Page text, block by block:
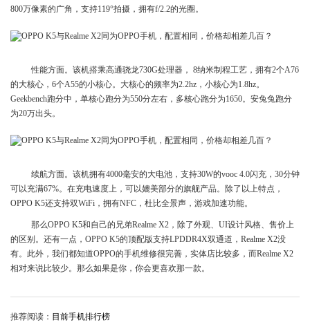
800万像素的广角，支持119°拍摄，拥有f/2.2的光圈。
性能方面。该机搭乘高通骁龙730G处理器， 8纳米制程工艺，拥有2个A76
的大核心，6个A55的小核心。大核心的频率为2.2hz，小核心为1.8hz。
Geekbench跑分中，单核心跑分为550分左右，多核心跑分为1650。安兔兔跑分
为20万出头。
续航方面。该机拥有4000毫安的大电池，支持30W的vooc 4.0闪充，30分钟
可以充满67%。在充电速度上，可以媲美部分的旗舰产品。除了以上特点，
OPPO K5还支持双WiFi，拥有NFC，杜比全景声，游戏加速功能。
那么OPPO K5和自己的兄弟Realme X2，除了外观、UI设计风格、售价上
的区别。还有一点，OPPO K5的顶配版支持LPDDR4X双通道，Realme X2没
有。此外，我们都知道OPPO的手机维修很完善，实体店比较多，而Realme X2
相对来说比较少。那么如果是你，你会更喜欢那一款。
推荐阅读： 目前手机排行榜